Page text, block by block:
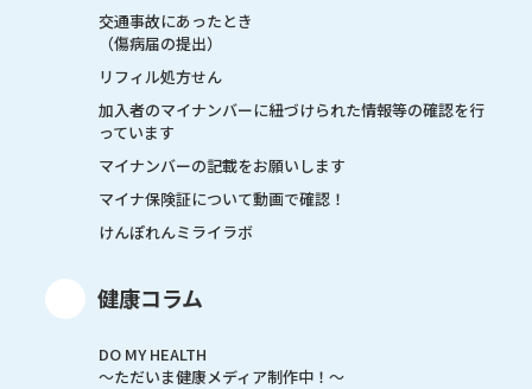
交通事故にあったとき
（傷病届の提出）
リフィル処方せん
加入者のマイナンバーに紐づけられた情報等の確認を行
っています
マイナンバーの記載をお願いします
マイナ保険証について動画で確認！
けんぽれんミライラボ
健康コラム
DO MY HEALTH
～ただいま健康メディア制作中！～